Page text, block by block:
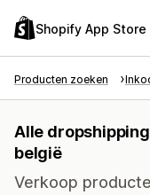
Shopify App Store
Producten zoeken
Alle
belgië
Verkoop